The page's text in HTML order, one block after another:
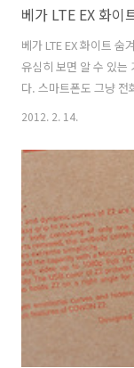
베가 LTE EX 화이
베가 LTE EX 화이트 숨
유심히 보면 알 수 있는
다. 스마트폰도 그냥
용하면 베가 LTE EX 화
도 아니기에 적당했고
체적으로 둥글둥글한
베가레이서를 살짝 닮
체적으로 색상이 밝아
있어서 ..
2012. 2. 14.